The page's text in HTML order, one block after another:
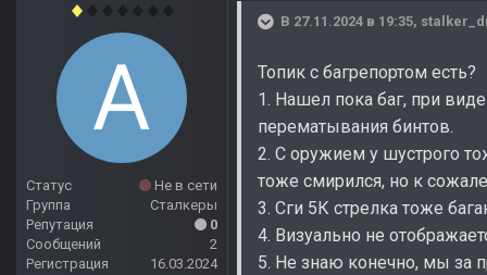
Статус
Не в сети
Группа
Сталкеры
Репутация
0
Сообщений
2
Регистрация
16.03.2024
В 27.11.2024 в 19:35,
Топик с багрепортом есть?
1. Нашел пока баг, при
перематывания бинтов.
2. С оружием у шустрого
тоже смирился, но к
3. Сги 5К стрелка тоже
4. Визуально не
5. Не знаю конечно, мы за